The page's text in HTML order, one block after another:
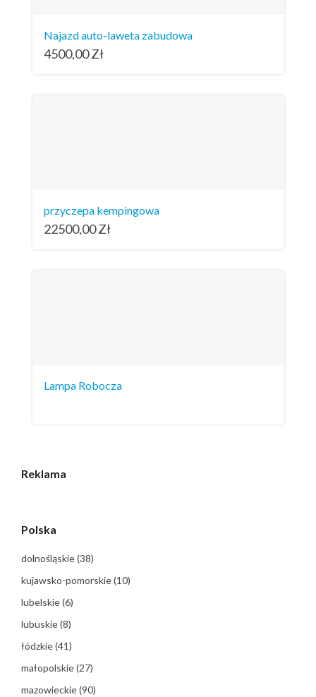
Najazd auto-laweta zabudowa
4500,00Zł
przyczepa kempingowa
22500,00Zł
Lampa Robocza
Reklama
Polska
dolnośląskie(38)
kujawsko-pomorskie(10)
lubelskie(6)
lubuskie(8)
łódzkie(41)
małopolskie(27)
mazowieckie(90)